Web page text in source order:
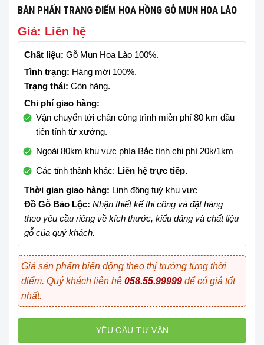
BÀN PHẤN TRANG ĐIỂM HOA HỒNG GỖ MUN HOA LÀO
Giá: Liên hệ
Chất liệu: Gỗ Mun Hoa Lào 100%.
Tình trạng: Hàng mới 100%.
Trạng thái: Còn hàng.
Chi phí giao hàng:
Vận chuyển tới chân công trình miễn phí 80 km đầu
tiên tính từ xưởng.
Ngoài 80km khu vực phía Bắc tính chi phí 20k/1km
Các tỉnh thành khác: Liên hệ trực tiếp.
Thời gian giao hàng: Linh động tuỳ khu vực
Đồ Gỗ Bảo Lộc: Nhận thiết kế thi công và đặt hàng
theo yêu cầu riêng về kích thước, kiểu dáng và chất liệu
gỗ của quý khách.
Giá sản phẩm biến động theo thị trường từng thời
điểm. Quý khách liên hệ 058.55.99999 để có giá tốt
nhất.
YÊU CẦU TƯ VẤN